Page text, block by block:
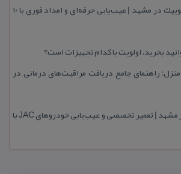
تعمیرگاه تخصصی كوییك در مشهد | عیب‌یابی حرفه‌ای و امداد فوری با ۱۰
راهنمای جامع دریافت مراقبت‌های درمانی در
امداد خودرو جك در مشهد | تعمیر تخصصی و عیب‌یابی خودروهای JAC با